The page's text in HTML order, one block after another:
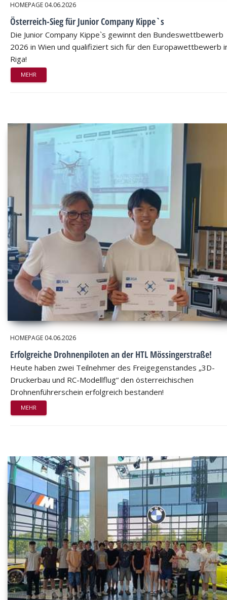
HOMEPAGE 04.06.2026
Österreich-Sieg für Junior Company Kippe`s
Die Junior Company Kippe`s gewinnt den Bundeswettbewerb
2026 in Wien und qualifiziert sich für den Europawettbewerb
Riga!
MEHR
HOMEPAGE 04.06.2026
Erfolgreiche Drohnenpiloten an der HTL Mössingerstraße!
Heute haben zwei Teilnehmer des Freigegenstandes „3D-
Druckerbau und RC-Modellflug“ den österreichischen
Drohnenführerschein erfolgreich bestanden!
MEHR